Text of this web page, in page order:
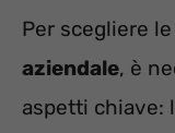
Per scegliere
aziendale, è
aspetti chiave: